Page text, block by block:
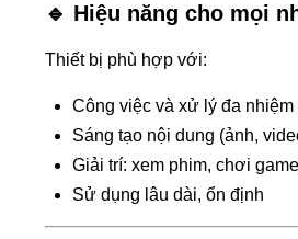
🔹 Hiệu năng cho mọi
Thiết bị phù hợp với:
Công việc và xử lý đa nhiệm
Sáng tạo nội dung (ảnh,
Giải trí: xem phim, chơi game
Sử dụng lâu dài, ổn định